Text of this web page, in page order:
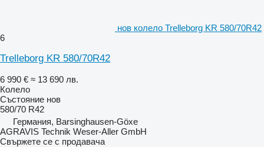
нов колело Trelleborg KR 580/70R42
6
Trelleborg KR 580/70R42
6 990 € ≈ 13 690 лв.
Колело
Състояние нов
580/70 R42
Германия, Barsinghausen-Göxe
AGRAVIS Technik Weser-Aller GmbH
Свържете се с продавача